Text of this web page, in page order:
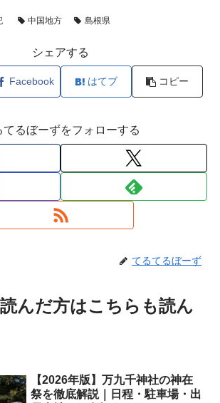
中国地方 島根県
シェアする
Facebook はてブ コピー
てるぼーずをフォローする
てるてるぼーず
んだ方はこちらも読ん
【2026年版】万九千神社の神在
祭を徹底解説｜日程・駐車場・出